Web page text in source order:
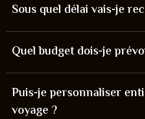
Sous quel délai vais-je
Quel budget dois-je
Puis-je personnaliser
voyage ?